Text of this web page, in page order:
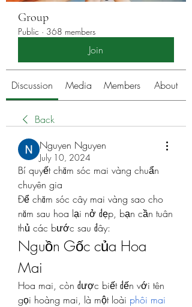
Group
Public · 368 members
Join
Discussion Media Members About
Back
Nguyen Nguyen
July 10, 2024
Bí quyết chăm sóc mai vàng chuẩn
chuyên gia
Để chăm sóc cây mai vàng sao cho
năm sau hoa lại nở đẹp, bạn cần tuân
thủ các bước sau đây:
Nguồn Gốc của Hoa
Mai
Hoa mai, còn được biết đến với tên
gọi hoàng mai, là một loài phôi mai